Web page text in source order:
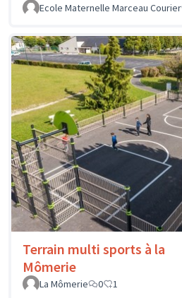
Ecole Maternelle Marceau Courier
Terrain multi sports à la
Mômerie
La Mômerie
0 1